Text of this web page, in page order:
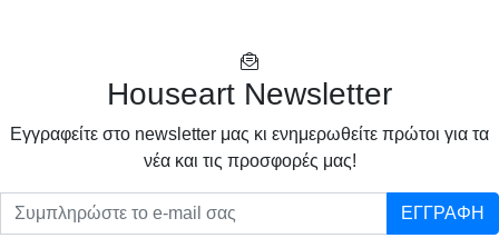
Houseart Newsletter
Eγγραφείτε στο newsletter μας κι ενημερωθείτε πρώτοι για τα
νέα και τις προσφορές μας!
ΕΓΓΡΑΦΗ